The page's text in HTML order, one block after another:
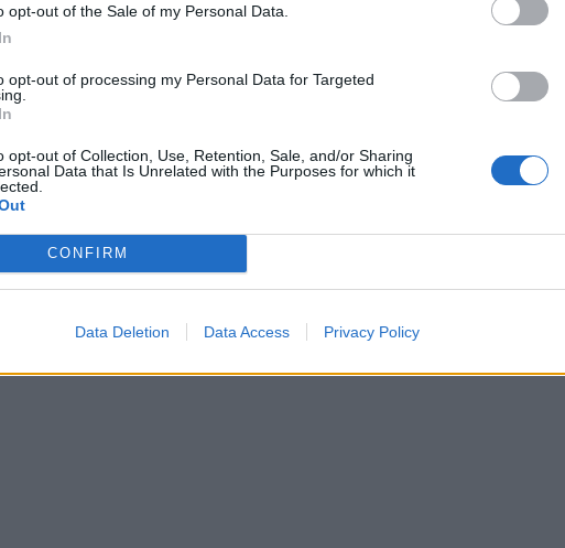
opt-out of the Sale of my Personal Data.
opt-out of processing my Personal Data for Targeted
opt-out of Collection, Use, Retention, Sale, and/or Sharing
Data that Is Unrelated with the Purposes for which it
CONFIRM
Data Deletion Data Access Privacy Policy